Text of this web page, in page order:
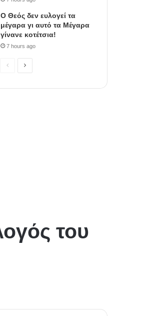
Ο Θεός δεν ευλογεί τα
μέγαρα γι αυτό τα Μέγαρα
γίνανε κοτέτσια!
7 hours ago